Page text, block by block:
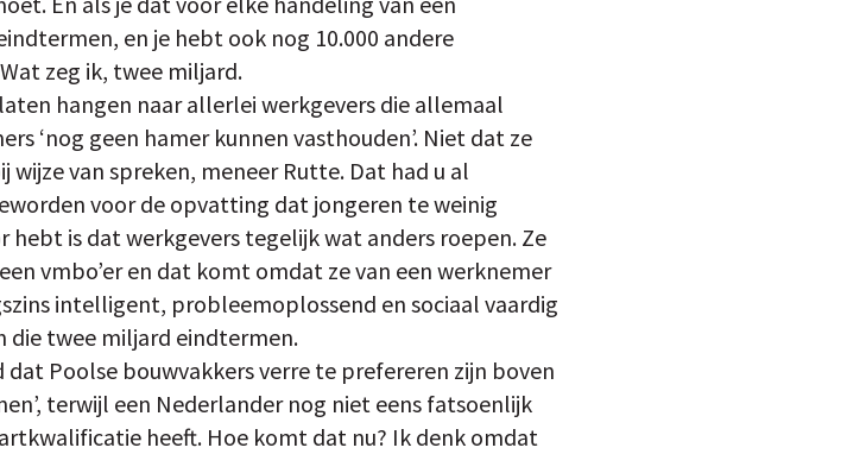
en je hebt ook nog 10.000 andere
zeg ik, twee miljard.
hangen naar allerlei werkgevers die allemaal
‘nog geen hamer kunnen vasthouden’. Niet dat ze
van spreken, meneer Rutte. Dat had u al
voor de opvatting dat jongeren te weinig
is dat werkgevers tegelijk wat anders roepen. Ze
vmbo’er en dat komt omdat ze van een werknemer
intelligent, probleemoplossend en sociaal vaardig
die twee miljard eindtermen.
Poolse bouwvakkers verre te prefereren zijn boven
terwijl een Nederlander nog niet eens fatsoenlijk
heeft. Hoe komt dat nu? Ik denk omdat